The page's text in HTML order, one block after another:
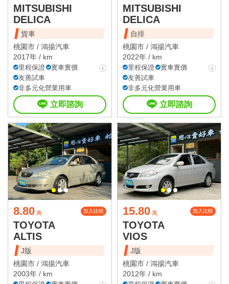
MITSUBISHI
DELICA
貨車
桃園市 / 鴻揚汽車
2017年 / km
里程保證
實車實價
友善試車
非多元化營業用車
立即諮詢
MITSUBISHI
DELICA
自排
桃園市 / 鴻揚汽車
2022年 / km
里程保證
實車實價
友善試車
非多元化營業用車
立即諮詢
8.80 萬 加入比較
TOYOTA
ALTIS
J版
桃園市 / 鴻揚汽車
2003年 / km
15.80 萬 加入比較
TOYOTA
VIOS
J版
桃園市 / 鴻揚汽車
2012年 / km